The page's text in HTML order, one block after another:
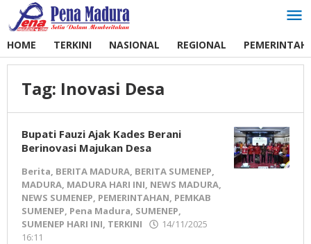
Lewati
ke
HOME TERKINI NASIONAL REGIONAL
Tag: Inovasi Desa
Bupati Fauzi Ajak Kades Berani
Berinovasi Majukan Desa
Berita, BERITA MADURA, BERITA SUMENEP,
MADURA, MADURA HARI INI, NEWS MADURA,
NEWS SUMENEP, PEMERINTAHAN, PEMKAB
SUMENEP, Pena Madura, SUMENEP,
SUMENEP HARI INI, TERKINI
14/11/2025
16:11